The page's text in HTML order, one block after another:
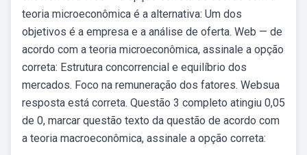
teoria microeconômica é a alternativa: Um dos
objetivos é a empresa e a análise de oferta. Web — de
acordo com a teoria microeconômica, assinale a opção
correta: Estrutura concorrencial e equilíbrio dos
mercados. Foco na remuneração dos fatores. Websua
resposta está correta. Questão 3 completo atingiu 0,05
de 0, marcar questão texto da questão de acordo com
a teoria macroeconômica, assinale a opção correta: